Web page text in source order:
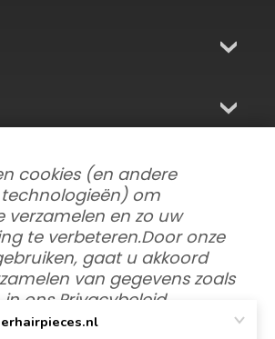
en sociale media
cookies (en andere
om
verzamelen en zo uw
te verbeteren.Door onze
gaat u akkoord
van gegevens zoals
in ons Privacybeleid.
Instellingen